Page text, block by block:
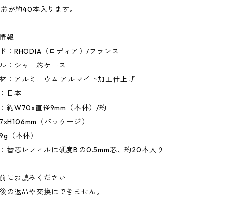
が約40本入ります。
報
：RHODIA（ロディア）/フランス
：シャー芯ケース
：アルミニウム アルマイト加工仕上げ
日本
約W70x直径9mm（本体）/約
（パッケージ）
（本体）
替芯レフィルは硬度Bの0.5mm芯、約20本入り
にお読みください
の返品や交換はできません。